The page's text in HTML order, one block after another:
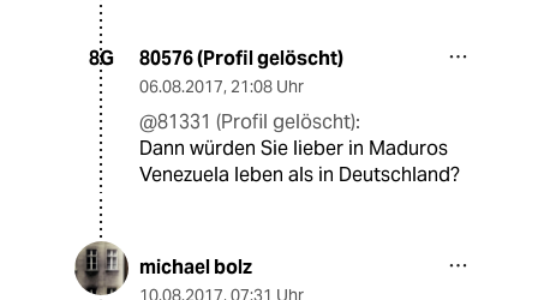
8G 80576 (Profil gelöscht)
06.08.2017, 21:08 Uhr
@81331 (Profil gelöscht):
Dann würden Sie lieber in Maduros
Venezuela leben als in Deutschland?
michael bolz
10.08.2017, 07:31 Uhr